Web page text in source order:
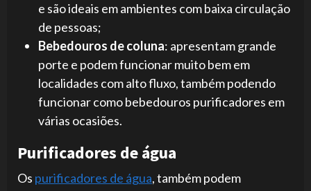
e são ideais em ambientes com baixa circulação
de pessoas;
Bebedouros de coluna: apresentam grande
porte e podem funcionar muito bem em
localidades com alto fluxo, também podendo
funcionar como bebedouros purificadores em
várias ocasiões.
Purificadores de água
Os purificadores de água, também podem